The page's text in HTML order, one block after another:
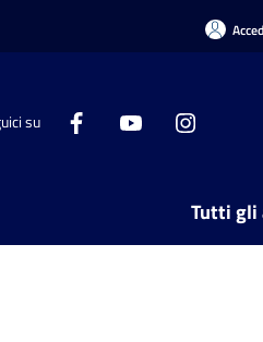
su
Tutti gli